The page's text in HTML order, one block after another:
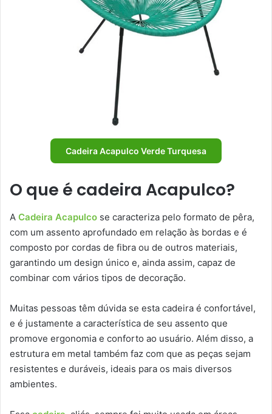
Cadeira Acapulco Verde Turquesa
O que é cadeira Acapulco?
A Cadeira Acapulco se caracteriza pelo formato de pêra,
com um assento aprofundado em relação às bordas e é
composto por cordas de fibra ou de outros materiais,
garantindo um design único e, ainda assim, capaz de
combinar com vários tipos de decoração.
Muitas pessoas têm dúvida se esta cadeira é confortável,
e é justamente a característica de seu assento que
promove ergonomia e conforto ao usuário. Além disso, a
estrutura em metal também faz com que as peças sejam
resistentes e duráveis, ideais para os mais diversos
ambientes.